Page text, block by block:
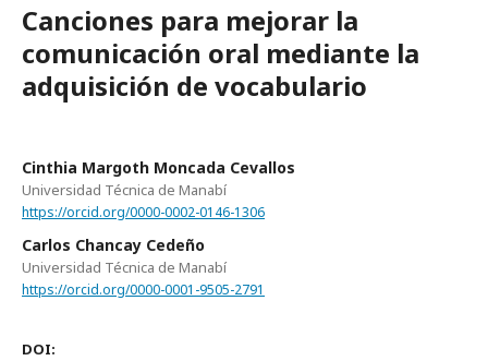
Canciones para mejorar la
comunicación oral mediante la
adquisición de vocabulario
Cinthia Margoth Moncada Cevallos
Universidad Técnica de Manabí
https://orcid.org/0000-0002-0146-1306
Carlos Chancay Cedeño
Universidad Técnica de Manabí
https://orcid.org/0000-0001-9505-2791
DOI: